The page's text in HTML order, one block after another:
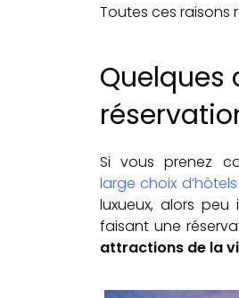
Toutes ces raisons
Quelques
Si vous prenez
large choix
luxueux, alors
faisant une
attractions de la